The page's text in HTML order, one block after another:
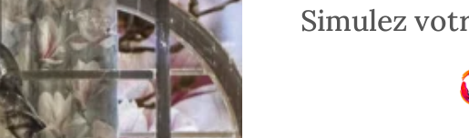
Simulez